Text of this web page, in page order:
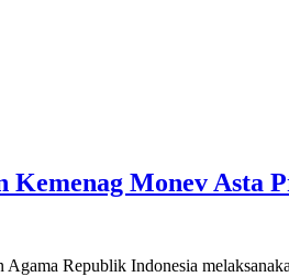
Monev Asta
Republik Indonesia